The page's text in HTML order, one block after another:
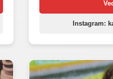
Instagram: